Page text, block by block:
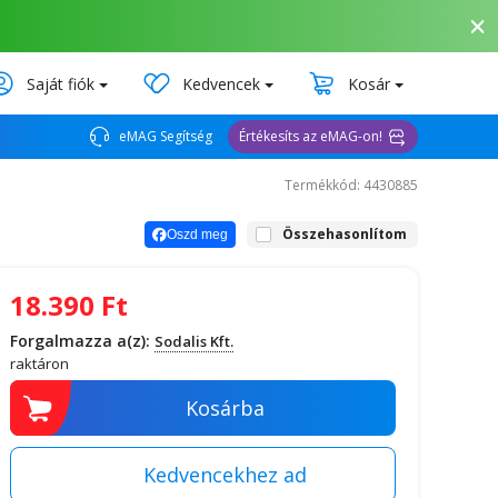
Saját fiók Kedvencek Kosár
eMAG Segítség Értékesíts az eMAG-on!
Termékkód: 4430885
Oszd meg Összehasonlítom
18.390 Ft
Forgalmazza a(z): Sodalis Kft.
raktáron
Kosárba